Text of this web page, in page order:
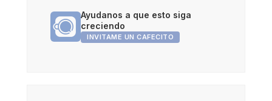
Ayudanos a que esto siga
creciendo
INVITAME UN CAFECITO